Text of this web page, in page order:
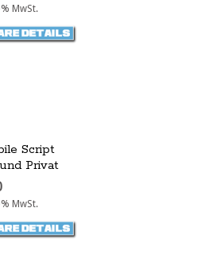
MwSt.
Script
Privat
MwSt.